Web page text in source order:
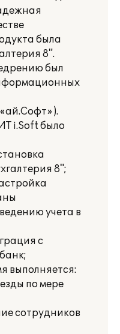
была
8".
был
).
i.Soft было
8";
учета в
с
выполняется:
по мере
сотрудников